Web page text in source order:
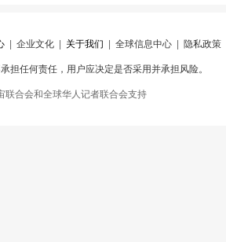
| 企业文化| 关于我们 全球信息中心| 隐私政策
心|违规举报
担任何责任，用户应决定是否采用并承担风险。
联合会和全球华人记者联合会支持